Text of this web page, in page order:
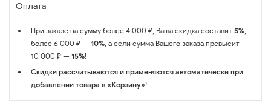
Оплата
При заказе на сумму более 4 000 ₽, Ваша скидка составит 5%,
более 6 000 ₽ — 10%, а если сумма Вашего заказа превысит
10 000 ₽ — 15%!
Скидки рассчитываются и применяются автоматически при
добавлении товара в «Корзину»!